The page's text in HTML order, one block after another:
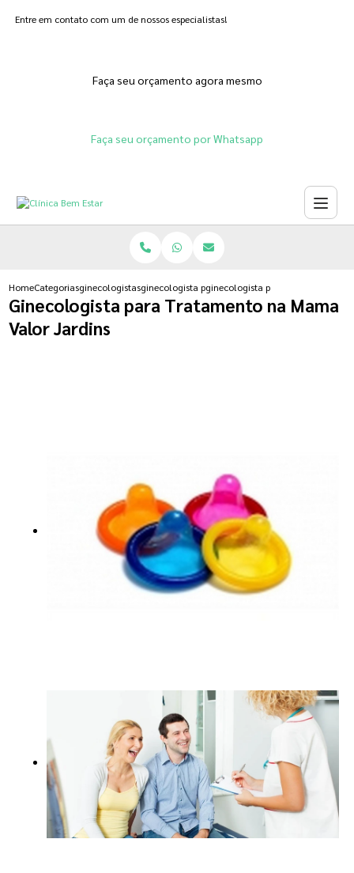
Entre em contato com um de nossos especialistas!
Faça seu orçamento agora mesmo
Faça seu orçamento por Whatsapp
HomeCategoriasginecologistasginecologista para tratamento de vagina seca
ginecologista para tratamento na
Ginecologista para Tratamento na Mama
Valor Jardins